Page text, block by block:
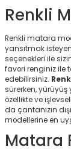
Renkli
Renkli matara
yansıtmak
seçenekleri ile
favori renginiz ile
edebilirsiniz.
sürerken,
özellikte ve
da çantanızın
modellerine en
Matara